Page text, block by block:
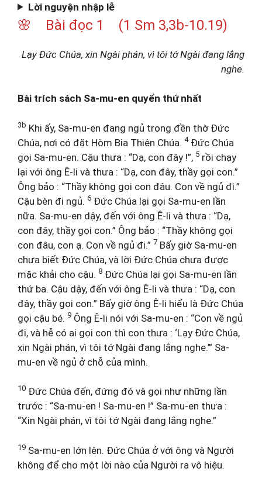
Lời nguyện nhập lễ
🌸 Bài đọc 1 (1 Sm 3,3b-10.19)
Lạy Đức Chúa, xin Ngài phán, vì tôi tớ Ngài đang lắng
nghe.
Bài trích sách Sa-mu-en quyển thứ nhất
3b Khi ấy, Sa-mu-en đang ngủ trong đền thờ Đức
Chúa, nơi có đặt Hòm Bia Thiên Chúa. 4Đức Chúa
gọi Sa-mu-en. Cậu thưa : “Dạ, con đây !”, 5 rồi chạy
lại với ông Ê-li và thưa : “Dạ, con đây, thầy gọi con.”
Ông bảo : “Thầy không gọi con đâu. Con về ngủ đi.”
Cậu bèn đi ngủ. 6 Đức Chúa lại gọi Sa-mu-en lần
nữa. Sa-mu-en dậy, đến với ông Ê-li và thưa : “Dạ,
con đây, thầy gọi con.” Ông bảo : “Thầy không gọi
con đâu, con ạ. Con về ngủ đi.” 7 Bấy giờ Sa-mu-en
chưa biết Đức Chúa, và lời Đức Chúa chưa được
mặc khải cho cậu. 8 Đức Chúa lại gọi Sa-mu-en lần
thứ ba. Cậu dậy, đến với ông Ê-li và thưa : “Dạ, con
đây, thầy gọi con.” Bấy giờ ông Ê-li hiểu là Đức Chúa
gọi cậu bé. 9 Ông Ê-li nói với Sa-mu-en : “Con về ngủ
đi, và hễ có ai gọi con thì con thưa : ‘Lạy Đức Chúa,
xin Ngài phán, vì tôi tớ Ngài đang lắng nghe.’” Sa-
mu-en về ngủ ở chỗ của mình.
10 Đức Chúa đến, đứng đó và gọi như những lần
trước : “Sa-mu-en ! Sa-mu-en !” Sa-mu-en thưa :
“Xin Ngài phán, vì tôi tớ Ngài đang lắng nghe.”
19 Sa-mu-en lớn lên. Đức Chúa ở với ông và Người
không để cho một lời nào của Người ra vô hiệu.